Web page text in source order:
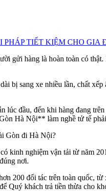
TIẾT KIỆM CHO GIA
gửi hàng là hoàn toàn có
bị sang xe nhiều lần, chất
lúc đầu, đến khi hàng đang
Hà Nội** làm nghề tử tế
Gòn đi Hà Nội?
kinh nghiệm vận tải từ năm
nơi.
200 đối tác trên toàn quốc,
Quý khách trả tiền thừa cho